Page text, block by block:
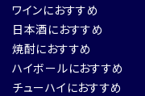
ワインにおすすめ
日本酒におすすめ
焼酎におすすめ
ハイボールにおすすめ
チューハイにおすすめ